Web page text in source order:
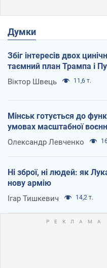
Думки
Збіг інтересів двох
таємний план Трампа і
Віктор Швець 11,6 т.
Мінськ готується до
умовах масштабної
Олександр Левченко
Ні зброї, ні людей: як
нову армію
Ігар Тишкевич 14,2 т.